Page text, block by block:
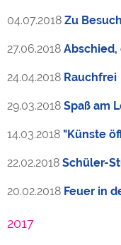
04.07.2018 Zu
27.06.2018 Abschied,
24.04.2018 Rauchfrei
29.03.2018 Spaß am
14.03.2018 "Künste
22.02.2018 Schüler-
20.02.2018 Feuer in
2017